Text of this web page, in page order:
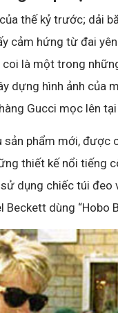
thế kỷ trước; dải
cảm hứng từ đai
là một trong
dựng hình ảnh của
Gucci mọc lên tại
sản phẩm mới,
thiết kế nổi tiếng
dụng chiếc túi đeo
Beckett dùng “Hobo